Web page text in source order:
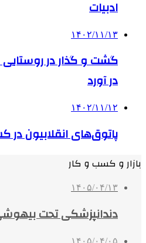
ادبیات
۱۴۰۲/۱۱/۱۳
گشت و گذار در روستایی
در آورد
۱۴۰۲/۱۱/۱۲
پاتوق‌های انقلابیون در
بازار و کسب و کار
۱۴۰۵/۰۴/۱۳
دندانپزشکی تحت
۱۴۰۵/۰۴/۰۵